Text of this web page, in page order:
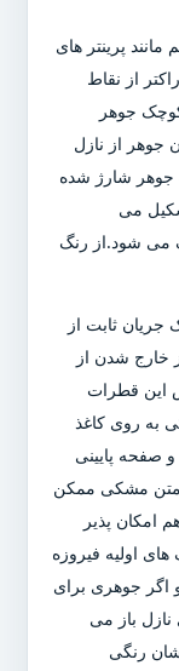
پرینتر های
از نقاط
جوهر
جوهر از نازل
جوهر شارژ شده
تشکیل می
می شود.از رنگ
جریان ثابت از
خارج شدن از
این قطرات
به روی کاغذ
صفحه پایینی
متن مشکی ممکن
پذیر
اولیه فیروزه
اگر جوهری برای
نازل باز می
رنگی